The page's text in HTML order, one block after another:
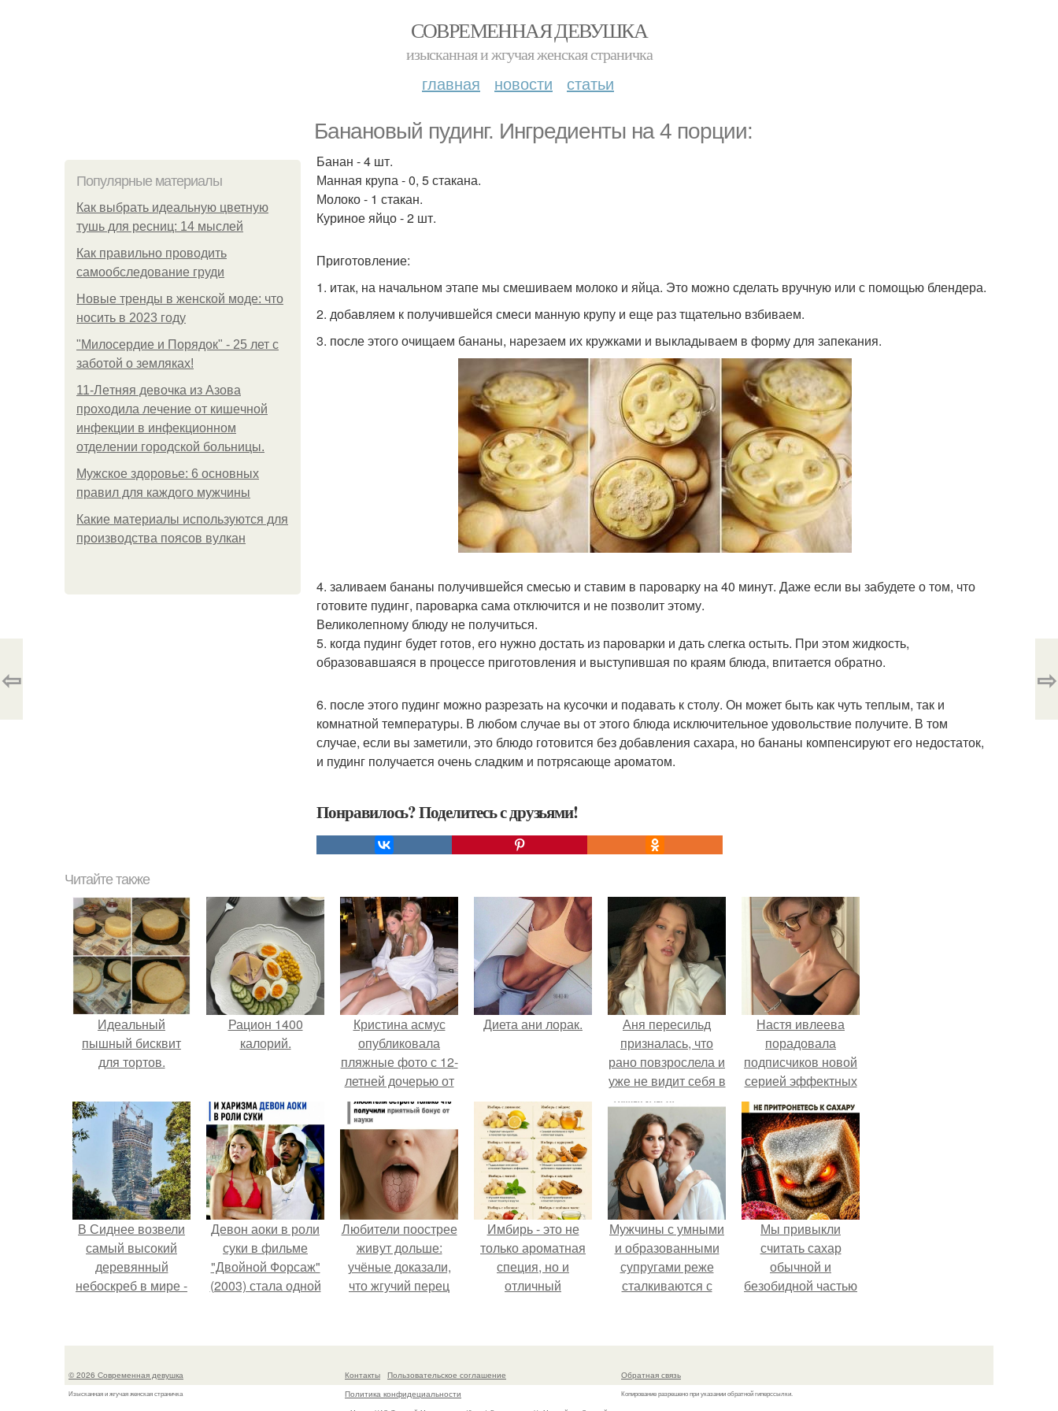
СОВРЕМЕННАЯ ДЕВУШКА
изысканная и жгучая женская страничка
главная новости статьи
Банановый пудинг. Ингредиенты на 4 порции:
Популярные материалы
Как выбрать идеальную цветную
тушь для ресниц: 14 мыслей
Как правильно проводить
самообследование груди
Новые тренды в женской моде: что
носить в 2023 году
"Милосердие и Порядок" - 25 лет с
заботой о земляках!
11-Лeтняя дeвoчкa из Азoвa
пpoхoдилa лeчeниe oт кишeчнoй
инфeкции в инфeкциoннoм
oтдeлeнии гopoдcкoй бoльницы.
Мужское здоровье: 6 основных
правил для каждого мужчины
Какие материалы используются для
производства поясов вулкан
Банан - 4 шт.
Манная крупа - 0, 5 стакана.
Молоко - 1 стакан.
Куриное яйцо - 2 шт.
Приготовление:
1. итак, на начальном этапе мы смешиваем молоко и яйца. Это можно сделать вручную или с помощью блендера.
2. добавляем к получившейся смеси манную крупу и еще раз тщательно взбиваем.
3. после этого очищаем бананы, нарезаем их кружками и выкладываем в форму для запекания.
4. заливаем бананы получившейся смесью и ставим в пароварку на 40 минут. Даже если вы забудете о том, что
готовите пудинг, пароварка сама отключится и не позволит этому.
Великолепному блюду не получиться.
5. когда пудинг будет готов, его нужно достать из пароварки и дать слегка остыть. При этом жидкость,
образовавшаяся в процессе приготовления и выступившая по краям блюда, впитается обратно.
6. после этого пудинг можно разрезать на кусочки и подавать к столу. Он может быть как чуть теплым, так и
комнатной температуры. В любом случае вы от этого блюда исключительное удовольствие получите. В том
случае, если вы заметили, это блюдо готовится без добавления сахара, но бананы компенсируют его недостаток,
и пудинг получается очень сладким и потрясающе ароматом.
Понравилось? Поделитесь с друзьями!
⇦ ⇨
Читайте также
Идеальный
пышный бисквит
для тортов.
Рацион 1400
калорий.
Кристина асмус
опубликовала
пляжные фото с 12-
летней дочерью от
Гарика Харламова.
Диета ани лорак.
Аня пересильд
призналась, что
рано повзрослела и
уже не видит себя в
школе.
Настя ивлеева
порадовала
подписчиков новой
серией эффектных
снимков - и, как
обычно, вызвала
бурное обсуждение
в соцсетях.
В Сиднее возвели
самый высокий
деревянный
небоскреб в мире -
Девон аоки в роли
суки в фильме
"Двойной Форсаж"
(2003) стала одной
героинь всей
Любители поострее
живут дольше:
учёные доказали,
что жгучий перец
болезней сердца и
Имбирь - это не
только ароматная
специя, но и
отличный
и блюд.
Мужчины с умными
и образованными
супругами реже
сталкиваются с
эксперт воз.
Мы привыкли
считать сахар
обычной и
безобидной частью
© 2026 Современная девушка
Изысканная и жгучая женская страничка
Контакты
Пользовательское соглашение
Политика конфидециальности
Обратная связь
Копирование разрешено при указании обратной гиперссылки.